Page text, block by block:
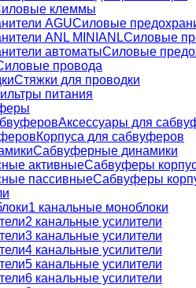
клеммы
Силовые
Силовые
Силовые
провода
Стяжки для проводки
питания
Аксессуары для
Корпуса для сабвуферов
Сабвуферные динамики
Сабвуферы
Сабвуферы
1 канальные моноблоки
2 канальные усилители
3 канальные усилители
4 канальные усилители
5 канальные усилители
6 канальные усилители